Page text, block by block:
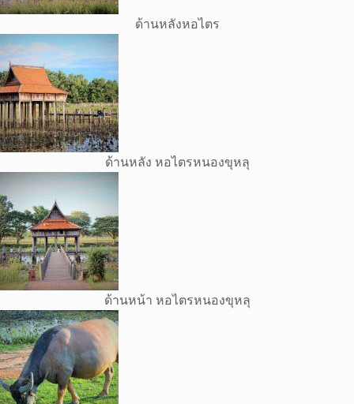
ด้านหลังหอไตร
ด้านหลัง หอไตรหนองขุหลุ
ด้านหน้า หอไตรหนองขุหลุ